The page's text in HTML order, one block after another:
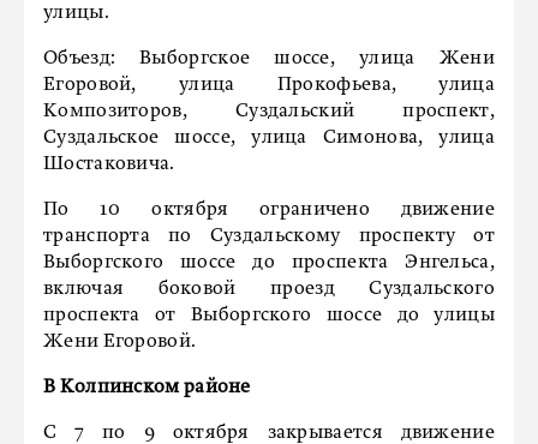
улицы.
Объезд: Выборгское шоссе, улица Жени
Егоровой, улица Прокофьева, улица
Композиторов, Суздальский проспект,
Суздальское шоссе, улица Симонова, улица
Шостаковича.
По 10 октября ограничено движение
транспорта по Суздальскому проспекту от
Выборгского шоссе до проспекта Энгельса,
включая боковой проезд Суздальского
проспекта от Выборгского шоссе до улицы
Жени Егоровой.
В Колпинском районе
С 7 по 9 октября закрывается движение